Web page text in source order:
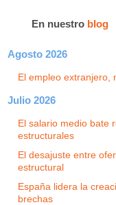
En nuestro blog
Agosto 2026
El empleo extranjero,
Julio 2026
El salario medio bate
estructurales
El desajuste entre
estructural
España lidera la
brechas